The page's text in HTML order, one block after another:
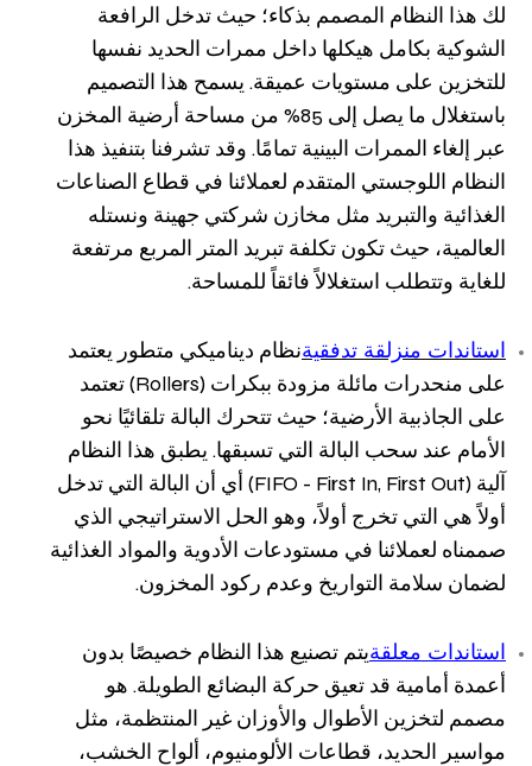
لك هذا النظام المصمم بذكاء؛ حيث تدخل الرافعة
الشوكية بكامل هيكلها داخل ممرات الحديد نفسها
للتخزين على مستويات عميقة. يسمح هذا التصميم
باستغلال ما يصل إلى 85% من مساحة أرضية المخزن
عبر إلغاء الممرات البينية تمامًا. وقد تشرفنا بتنفيذ هذا
النظام اللوجستي المتقدم لعملائنا في قطاع الصناعات
الغذائية والتبريد مثل مخازن شركتي جهينة ونستله
العالمية، حيث تكون تكلفة تبريد المتر المربع مرتفعة
للغاية وتتطلب استغلالاً فائقاً للمساحة.
استاندات منزلقة تدفقيةنظام ديناميكي متطور يعتمد
على منحدرات مائلة مزودة ببكرات (Rollers) تعتمد
على الجاذبية الأرضية؛ حيث تتحرك البالة تلقائيًا نحو
الأمام عند سحب البالة التي تسبقها. يطبق هذا النظام
آلية (FIFO - First In, First Out) أي أن البالة التي تدخل
أولاً هي التي تخرج أولاً، وهو الحل الاستراتيجي الذي
صممناه لعملائنا في مستودعات الأدوية والمواد الغذائية
لضمان سلامة التواريخ وعدم ركود المخزون.
استاندات معلقةيتم تصنيع هذا النظام خصيصًا بدون
أعمدة أمامية قد تعيق حركة البضائع الطويلة. هو
مصمم لتخزين الأطوال والأوزان غير المنتظمة، مثل
مواسير الحديد، قطاعات الألومنيوم، ألواح الخشب،